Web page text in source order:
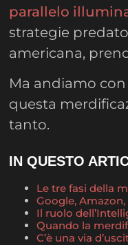
parallelo
strategie
americana,
Ma andiamo
questa
tanto.
IN QUESTO
Le tre fasi della
Google,
Il ruolo
Quando la
C’è una via